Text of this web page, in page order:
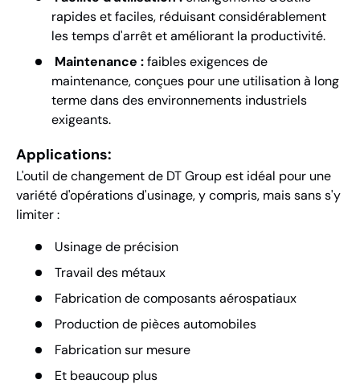
rapides et faciles, réduisant considérablement
les temps d'arrêt et améliorant la productivité.
Maintenance :faibles exigences de
maintenance, conçues pour une utilisation à long
terme dans des environnements industriels
exigeants.
Applications:
L'outil de changement de DT Group est idéal pour une
variété d'opérations d'usinage, y compris, mais sans s'y
limiter :
Usinage de précision
Travail des métaux
Fabrication de composants aérospatiaux
Production de pièces automobiles
Fabrication sur mesure
Et beaucoup plus